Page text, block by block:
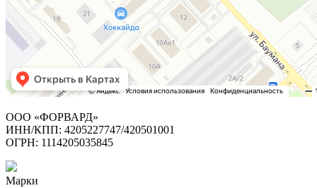
ООО «ФОРВАРД»
ИНН/КПП: 4205227747/420501001
ОГРН: 1114205035845
Марки